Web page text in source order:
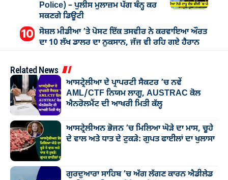
Police) – ਪੁਲੀਸ ਮੁਲਾਜ਼ਮ ਪੱਗ ਬੰਨ੍ਹ ਕਰ
ਸਕਣਗੇ ਡਿਊਟੀ
ਸੋਸ਼ਲ ਮੀਡੀਆ ’ਤੇ ਪੋਸਟ ਇੱਕ ਤਸਵੀਰ ਨੇ ਕਰਵਾਇਆ ਔਰਤ
ਦਾ 10 ਲੱਖ ਡਾਲਰ ਦਾ ਨੁਕਸਾਨ, ਜੱਜ ਵੀ ਰਹਿ ਗਏ ਹੈਰਾਨ
Related News
ਆਸਟ੍ਰੇਲੀਆ ਦੇ ਪ੍ਰਾਪਰਟੀ ਸੈਕਟਰ ’ਚ ਨਵੇਂ
AML/CTF ਨਿਯਮ ਲਾਗੂ, AUSTRAC ਕੋਲ
ਐਨਰੋਲਮੈਂਟ ਦੀ ਆਖਰੀ ਮਿਤੀ ਕੱਲ੍ਹ
ਆਸਟ੍ਰੇਲੀਅਨ ਭੋਜਨ ’ਚ ਮਿਲਿਆ ਘੋੜੇ ਦਾ ਮਾਸ, ਚੂਹੇ
ਦੇ ਵਾਲ ਅਤੇ ਧਾਤ ਦੇ ਟੁਕੜੇ: ਗੁਪਤ ਫਾਈਲਾਂ ਦਾ ਖੁਲਾਸਾ
ਗੁਰਦੁਆਰਾ ਸਾਹਿਬ ’ਚ ਅੱਗ ਲੱਗਣ ਕਾਰਨ ਐਡੀਲੇਡ